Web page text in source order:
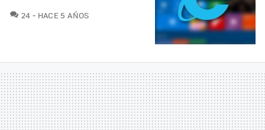
24 COMENTARIOS
HACE 5 AÑOS